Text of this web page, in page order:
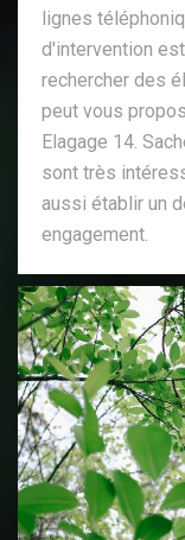
lignes
d'intervention
rechercher des
peut vous
Elagage 14.
sont très
aussi établir un
engagement.